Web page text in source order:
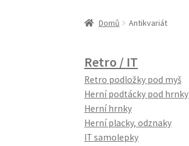
Domů Antikvariát
Retro / IT
Retro podložky pod myš
Herní podtácky pod hrnky
Herní hrnky
Herní placky, odznaky
IT samolepky